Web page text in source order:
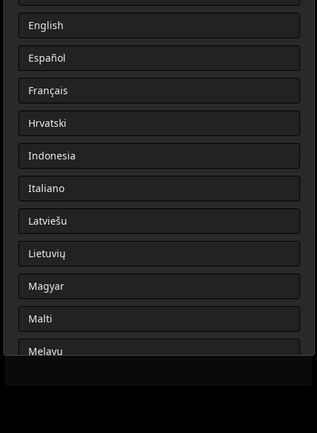
English
Español
Français
Hrvatski
Indonesia
Italiano
Latviešu
Lietuvių
Magyar
Malti
Melayu